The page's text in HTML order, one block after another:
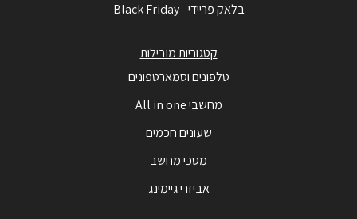
בלאק פריידי - Black Friday
קטגוריות מובילות
טלפונים וסמארטפונים
מחשבי All in one
שעונים חכמים
מסכי מחשב
אביזרי גיימינג